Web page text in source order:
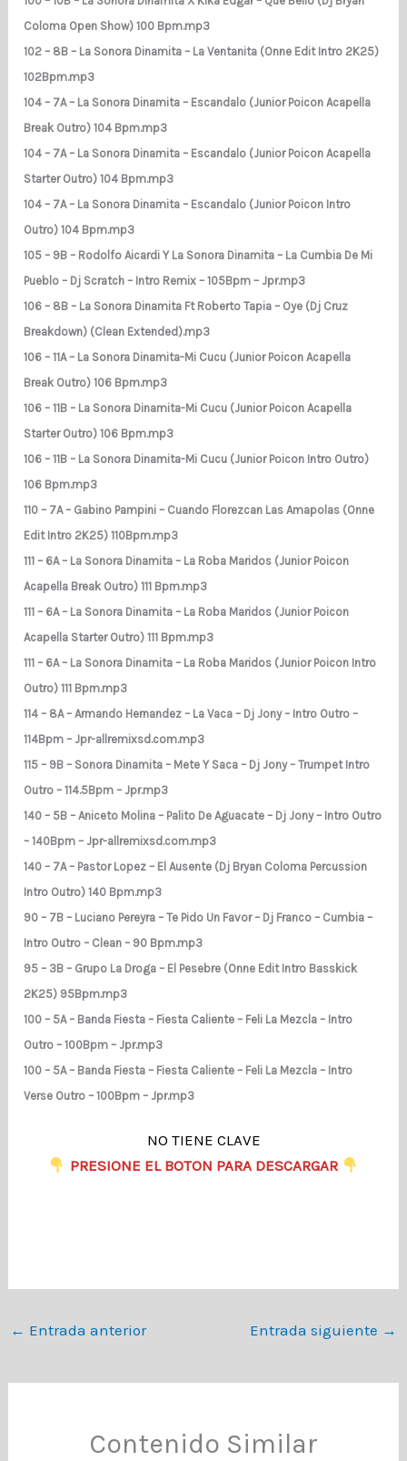
Coloma Open Show) 100 Bpm.mp3
102 – 8B – La Sonora Dinamita – La Ventanita (Onne Edit Intro 2K25)
102Bpm.mp3
104 – 7A – La Sonora Dinamita – Escandalo (Junior Poicon Acapella
Break Outro) 104 Bpm.mp3
104 – 7A – La Sonora Dinamita – Escandalo (Junior Poicon Acapella
Starter Outro) 104 Bpm.mp3
104 – 7A – La Sonora Dinamita – Escandalo (Junior Poicon Intro
Outro) 104 Bpm.mp3
105 – 9B – Rodolfo Aicardi Y La Sonora Dinamita – La Cumbia De Mi
Pueblo – Dj Scratch – Intro Remix – 105Bpm – Jpr.mp3
106 – 8B – La Sonora Dinamita Ft Roberto Tapia – Oye (Dj Cruz
Breakdown) (Clean Extended).mp3
106 – 11A – La Sonora Dinamita-Mi Cucu (Junior Poicon Acapella
Break Outro) 106 Bpm.mp3
106 – 11B – La Sonora Dinamita-Mi Cucu (Junior Poicon Acapella
Starter Outro) 106 Bpm.mp3
106 – 11B – La Sonora Dinamita-Mi Cucu (Junior Poicon Intro Outro)
106 Bpm.mp3
110 – 7A – Gabino Pampini – Cuando Florezcan Las Amapolas (Onne
Edit Intro 2K25) 110Bpm.mp3
111 – 6A – La Sonora Dinamita – La Roba Maridos (Junior Poicon
Acapella Break Outro) 111 Bpm.mp3
111 – 6A – La Sonora Dinamita – La Roba Maridos (Junior Poicon
Acapella Starter Outro) 111 Bpm.mp3
111 – 6A – La Sonora Dinamita – La Roba Maridos (Junior Poicon Intro
Outro) 111 Bpm.mp3
114 – 8A – Armando Hernandez – La Vaca – Dj Jony – Intro Outro –
114Bpm – Jpr-allremixsd.com.mp3
115 – 9B – Sonora Dinamita – Mete Y Saca – Dj Jony – Trumpet Intro
Outro – 114.5Bpm – Jpr.mp3
140 – 5B – Aniceto Molina – Palito De Aguacate – Dj Jony – Intro Outro
– 140Bpm – Jpr-allremixsd.com.mp3
140 – 7A – Pastor Lopez – El Ausente (Dj Bryan Coloma Percussion
Intro Outro) 140 Bpm.mp3
90 – 7B – Luciano Pereyra – Te Pido Un Favor – Dj Franco – Cumbia –
Intro Outro – Clean – 90 Bpm.mp3
95 – 3B – Grupo La Droga – El Pesebre (Onne Edit Intro Basskick
2K25) 95Bpm.mp3
100 – 5A – Banda Fiesta – Fiesta Caliente – Feli La Mezcla – Intro
Outro – 100Bpm – Jpr.mp3
100 – 5A – Banda Fiesta – Fiesta Caliente – Feli La Mezcla – Intro
Verse Outro – 100Bpm – Jpr.mp3
NO TIENE CLAVE
PRESIONE EL BOTON PARA DESCARGAR
← Entrada anterior Entrada siguiente →
Contenido Similar